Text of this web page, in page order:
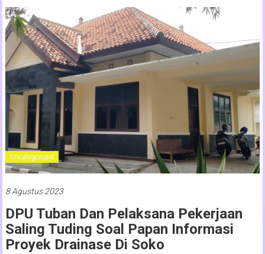
Timur
Media
Online
Jawa
Timur
Uncategorized
8 Agustus 2023
DPU Tuban Dan Pelaksana Pekerjaan
Saling Tuding Soal Papan Informasi
Proyek Drainase Di Soko